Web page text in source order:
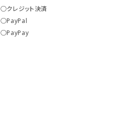
○クレジット決済
○PayPal
○PayPay